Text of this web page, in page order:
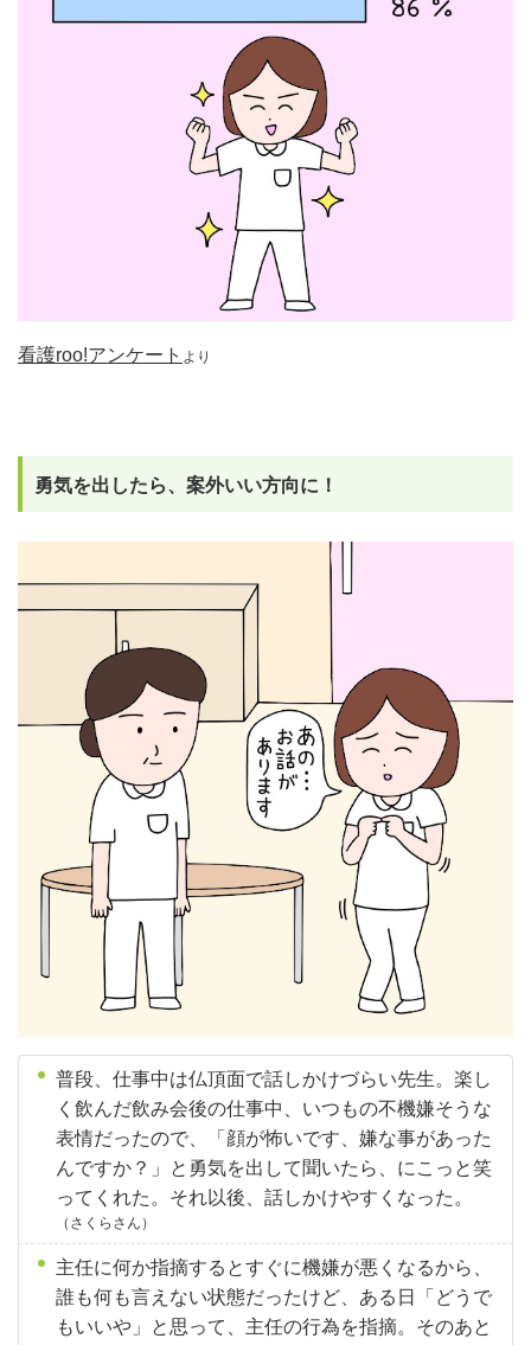
看護roo!アンケート より
勇気を出したら、案外いい方向に！
普段、仕事中は仏頂面で話しかけづらい先生。楽し
く飲んだ飲み会後の仕事中、いつもの不機嫌そうな
表情だったので、「顔が怖いです、嫌な事があった
んですか？」と勇気を出して聞いたら、にこっと笑
ってくれた。それ以後、話しかけやすくなった。
（さくらさん）
主任に何か指摘するとすぐに機嫌が悪くなるから、
誰も何も言えない状態だったけど、ある日「どうで
もいいや」と思って、主任の行為を指摘。そのあと